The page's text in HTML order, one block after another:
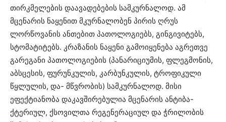
თირკმელების დაავადებების სამკურნალოდ. ამ
მცენარის ნაყენით მკურნალობენ პირის ღრუს
ლორწოვანის ანთებით პათოლოგიებს, გინგივიტებს,
სტომატიტებს. კრაზანის ნაყენი გამოიყენება აგრეთვე
გარეგანი პათოლოგიების (პანარიციუმის, ფლეგმონის,
აბსცესის, ფურუნკულის, კარბუნკულის, ტროფიკული
წყლულის, და- მწვრობის) სამკურნალოდ. მისი
ეფექტიანობა დაკავშირებულია მცენარის ანტიბა-
ქტერიულ, ქსოვილთა რეგენერაციულ და ჭრილობის